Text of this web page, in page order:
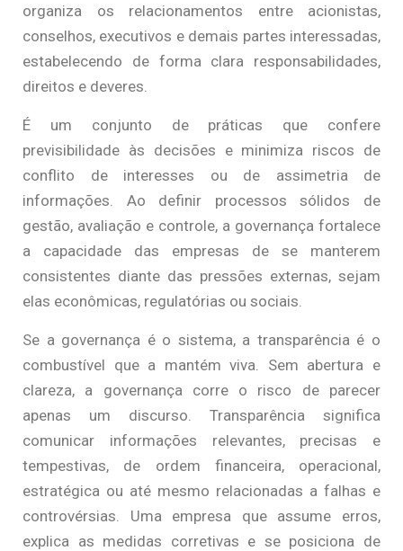
organiza os relacionamentos entre acionistas,
conselhos, executivos e demais partes interessadas,
estabelecendo de forma clara responsabilidades,
direitos e deveres.
É um conjunto de práticas que confere
previsibilidade às decisões e minimiza riscos de
conflito de interesses ou de assimetria de
informações. Ao definir processos sólidos de
gestão, avaliação e controle, a governança fortalece
a capacidade das empresas de se manterem
consistentes diante das pressões externas, sejam
elas econômicas, regulatórias ou sociais.
Se a governança é o sistema, a transparência é o
combustível que a mantém viva. Sem abertura e
clareza, a governança corre o risco de parecer
apenas um discurso. Transparência significa
comunicar informações relevantes, precisas e
tempestivas, de ordem financeira, operacional,
estratégica ou até mesmo relacionadas a falhas e
controvérsias. Uma empresa que assume erros,
explica as medidas corretivas e se posiciona de